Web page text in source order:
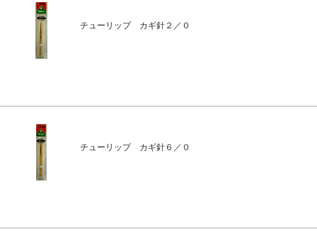
チューリップ カギ針２／０
チューリップ カギ針６／０